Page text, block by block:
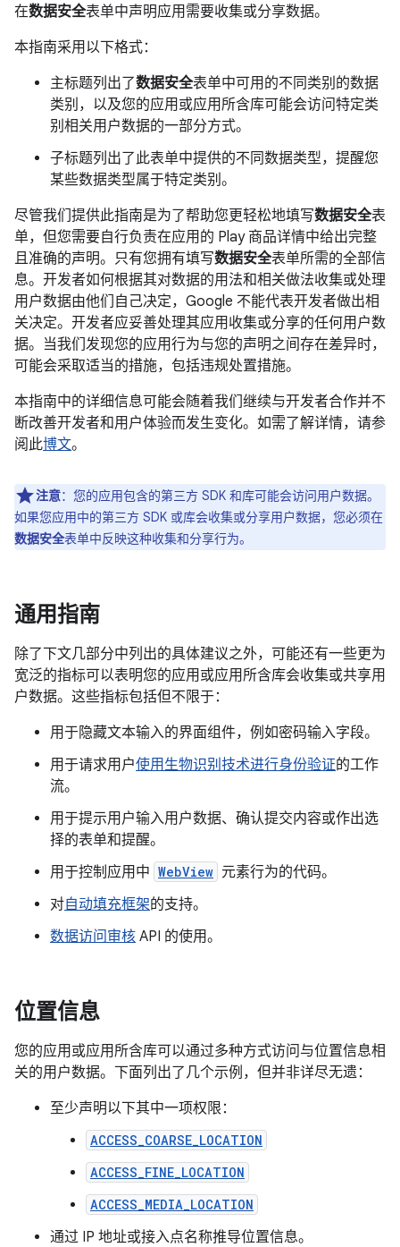
在数据安全表单中声明应用需要收集或分享数据。
本指南采用以下格式：
主标题列出了数据安全表单中可用的不同类别的数据
类别，以及您的应用或应用所含库可能会访问特定类
别相关用户数据的一部分方式。
子标题列出了此表单中提供的不同数据类型，提醒您
某些数据类型属于特定类别。
尽管我们提供此指南是为了帮助您更轻松地填写数据安全表
单，但您需要自行负责在应用的 Play 商品详情中给出完整
且准确的声明。只有您拥有填写数据安全表单所需的全部信
息。开发者如何根据其对数据的用法和相关做法收集或处理
用户数据由他们自己决定，Google 不能代表开发者做出相
关决定。开发者应妥善处理其应用收集或分享的任何用户数
据。当我们发现您的应用行为与您的声明之间存在差异时，
可能会采取适当的措施，包括违规处置措施。
本指南中的详细信息可能会随着我们继续与开发者合作并不
断改善开发者和用户体验而发生变化。如需了解详情，请参
阅此博文。
注意：您的应用包含的第三方 SDK 和库可能会访问用户数据。
如果您应用中的第三方 SDK 或库会收集或分享用户数据，您必须在
数据安全表单中反映这种收集和分享行为。
通用指南
除了下文几部分中列出的具体建议之外，可能还有一些更为
宽泛的指标可以表明您的应用或应用所含库会收集或共享用
户数据。这些指标包括但不限于：
用于隐藏文本输入的界面组件，例如密码输入字段。
用于请求用户使用生物识别技术进行身份验证的工作
流。
用于提示用户输入用户数据、确认提交内容或作出选
择的表单和提醒。
用于控制应用中 WebView 元素行为的代码。
对自动填充框架的支持。
数据访问审核 API 的使用。
位置信息
您的应用或应用所含库可以通过多种方式访问与位置信息相
关的用户数据。下面列出了几个示例，但并非详尽无遗：
至少声明以下其中一项权限：
ACCESS_COARSE_LOCATION
ACCESS_FINE_LOCATION
ACCESS_MEDIA_LOCATION
通过 IP 地址或接入点名称推导位置信息。